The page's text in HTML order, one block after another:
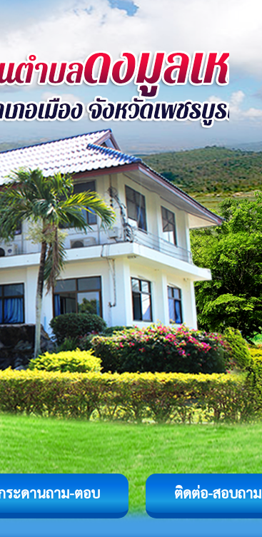
ระดานถาม-ตอบ ติดต่อ-สอบถาม